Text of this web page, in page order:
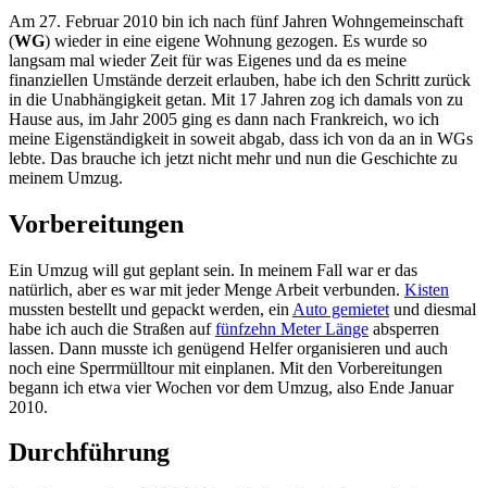
Am 27. Februar 2010 bin ich nach fünf Jahren Wohngemeinschaft
(WG) wieder in eine eigene Wohnung gezogen. Es wurde so
langsam mal wieder Zeit für was Eigenes und da es meine
finanziellen Umstände derzeit erlauben, habe ich den Schritt zurück
in die Unabhängigkeit getan. Mit 17 Jahren zog ich damals von zu
Hause aus, im Jahr 2005 ging es dann nach Frankreich, wo ich
meine Eigenständigkeit in soweit abgab, dass ich von da an in WGs
lebte. Das brauche ich jetzt nicht mehr und nun die Geschichte zu
meinem Umzug.
Vorbereitungen
Ein Umzug will gut geplant sein. In meinem Fall war er das
natürlich, aber es war mit jeder Menge Arbeit verbunden. Kisten
mussten bestellt und gepackt werden, ein Auto gemietet und diesmal
habe ich auch die Straßen auffünfzehn Meter Länge absperren
lassen. Dann musste ich genügend Helfer organisieren und auch
noch eine Sperrmülltour mit einplanen. Mit den Vorbereitungen
begann ich etwa vier Wochen vor dem Umzug, also Ende Januar
2010.
Durchführung